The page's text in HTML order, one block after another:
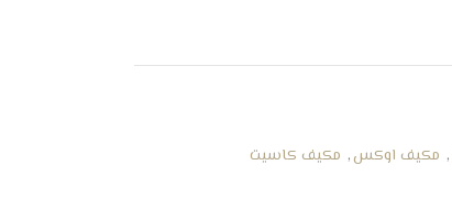
, مكيف اوكس, مكيف كاسيت